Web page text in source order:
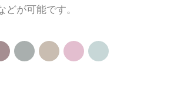
が可能です。